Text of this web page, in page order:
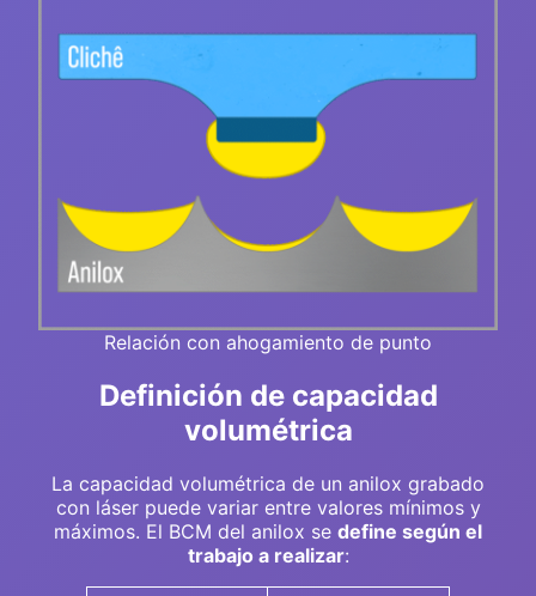
Relación con ahogamiento de punto
Definición de capacidad
volumétrica
La capacidad volumétrica de un anilox grabado
con láser puede variar entre valores mínimos y
máximos. El BCM del anilox se define según el
trabajo a realizar: